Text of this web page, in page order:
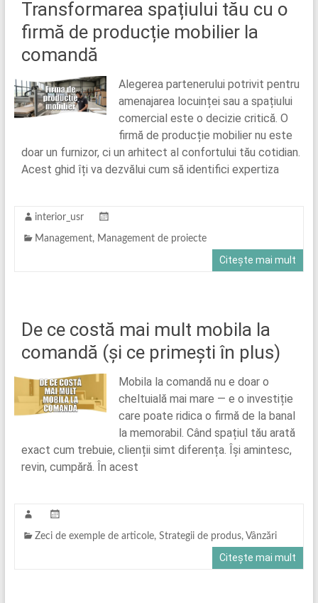
Transformarea spațiului tău cu o
firmă de producție mobilier la
comandă
Alegerea partenerului potrivit pentru
amenajarea locuinței sau a spațiului
comercial este o decizie critică. O
firmă de producție mobilier nu este
doar un furnizor, ci un arhitect al confortului tău cotidian.
Acest ghid îți va dezvălui cum să identifici expertiza
interior_usr
Management, Management de proiecte
Citește mai mult
De ce costă mai mult mobila la
comandă (și ce primești în plus)
Mobila la comandă nu e doar o
cheltuială mai mare — e o investiție
care poate ridica o firmă de la banal
la memorabil. Când spațiul tău arată
exact cum trebuie, clienții simt diferența. Își amintesc,
revin, cumpără. În acest
Zeci de exemple de articole, Strategii de produs, Vânzări
Citește mai mult